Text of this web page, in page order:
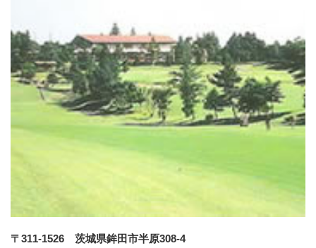
〒311-1526 茨城県鉾田市半原308-4